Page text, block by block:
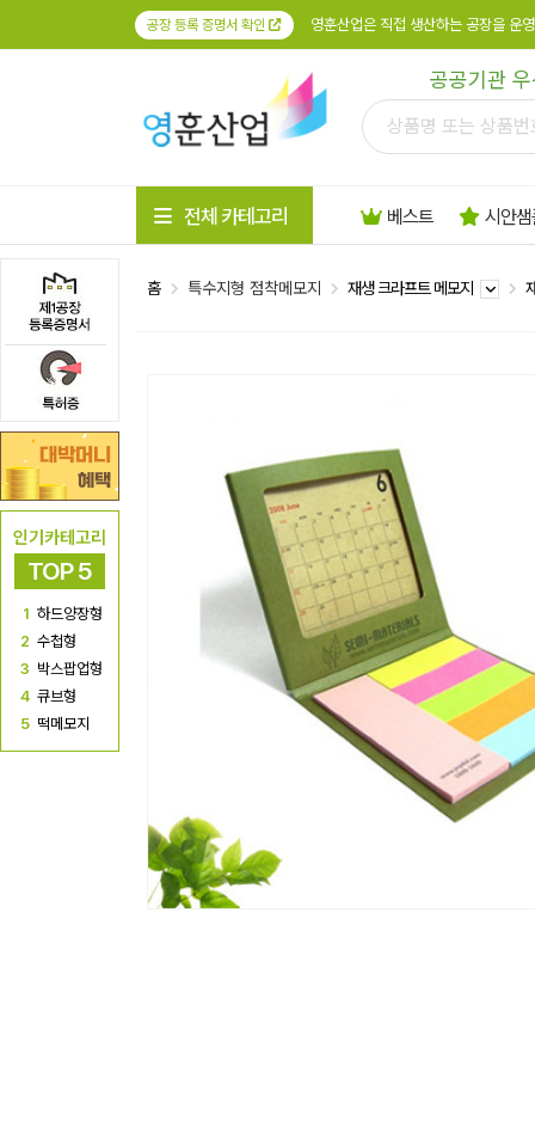
공장 등록 증명서 확인 영훈산업은 직접 생산하는 공장을 운
공공기관
인기카테고리
TOP 5
1 하드양장형
2 수첩형
3 박스팝업형
4 큐브형
5 떡메모지
전체 카테고리 베스트 시안
홈 특수지형 점착메모지 재생 크라프트 메모지